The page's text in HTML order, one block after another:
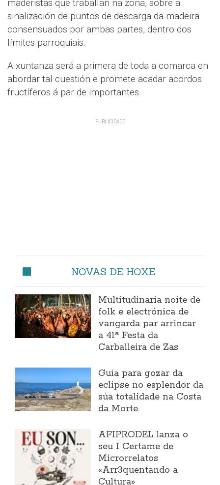
maderistas que traballan na zona, sobre a
sinalización de puntos de descarga da madeira
consensuados por ambas partes, dentro dos
límites parroquiais.
A xuntanza será a primera de toda a comarca en
abordar tal cuestión e promete acadar acordos
fructíferos á par de importantes.
NOVAS DE HOXE
Multitudinaria noite de
folk e electrónica de
vangarda par arrincar
a 41ª Festa da
Carballeira de Zas
Guía para gozar da
eclipse no esplendor da
súa totalidade na Costa
da Morte
AFIPRODEL lanza o
seu I Certame de
Microrrelatos
«Arr3quentando a
Cultura»